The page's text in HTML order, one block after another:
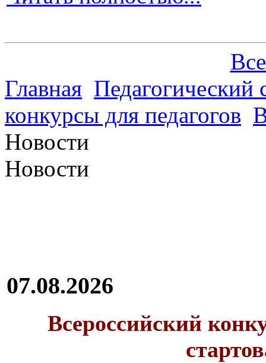
Главная
конкурсы для педагогов
Новости
Новости
07.08.2026
Всероссийский